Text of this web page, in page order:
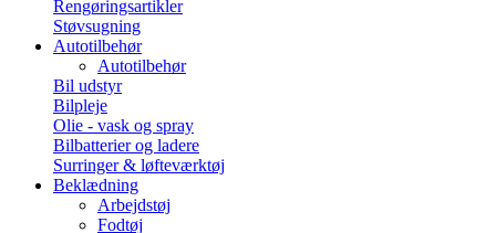
Rengøringsartikler
Støvsugning
Autotilbehør
Autotilbehør
Bil udstyr
Bilpleje
Olie - vask og spray
Bilbatterier og ladere
Surringer & løfteværktøj
Beklædning
Arbejdstøj
Fodtøj